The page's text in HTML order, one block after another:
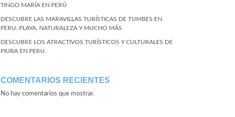
TINGO MARÍA EN PERÚ
DESCUBRE LAS MARAVILLAS TURÍSTICAS DE TUMBES EN
PERU: PLAYA, NATURALEZA Y MUCHO MÁS
DESCUBRE LOS ATRACTIVOS TURÍSTICOS Y CULTURALES DE
PIURA EN PERU.
COMENTARIOS RECIENTES
No hay comentarios que mostrar.